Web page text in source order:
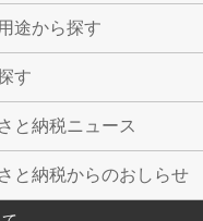
途から探す
す
と納税ニュース
と納税からのおしらせ